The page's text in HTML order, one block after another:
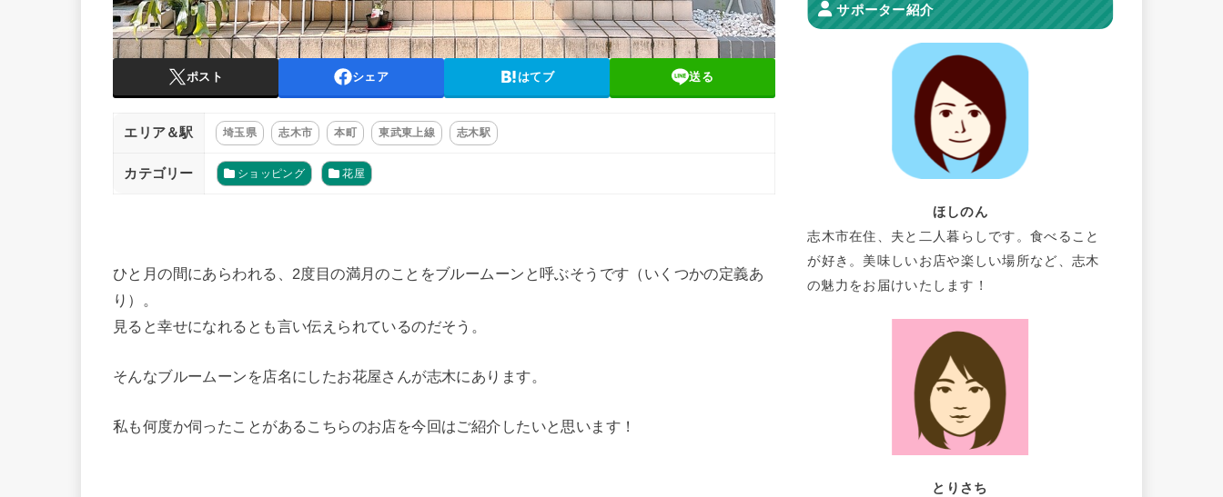
ポスト シェア はてブ 送る
エリア＆駅 埼玉県 志木市 本町 東武東上線 志木駅
カテゴリー ショッピング 花屋
ひと月の間にあらわれる、2度目の満月のことをブルームーンと呼ぶそうです（いくつかの定義あ
り）。
見ると幸せになれるとも言い伝えられているのだそう。
そんなブルームーンを店名にしたお花屋さんが志木にあります。
私も何度か伺ったことがあるこちらのお店を今回はご紹介したいと思います！
サポーター紹介
ほしのん
志木市在住、夫と二人暮らしです。食べること
が好き。美味しいお店や楽しい場所など、志木
の魅力をお届けいたします！
とりさち